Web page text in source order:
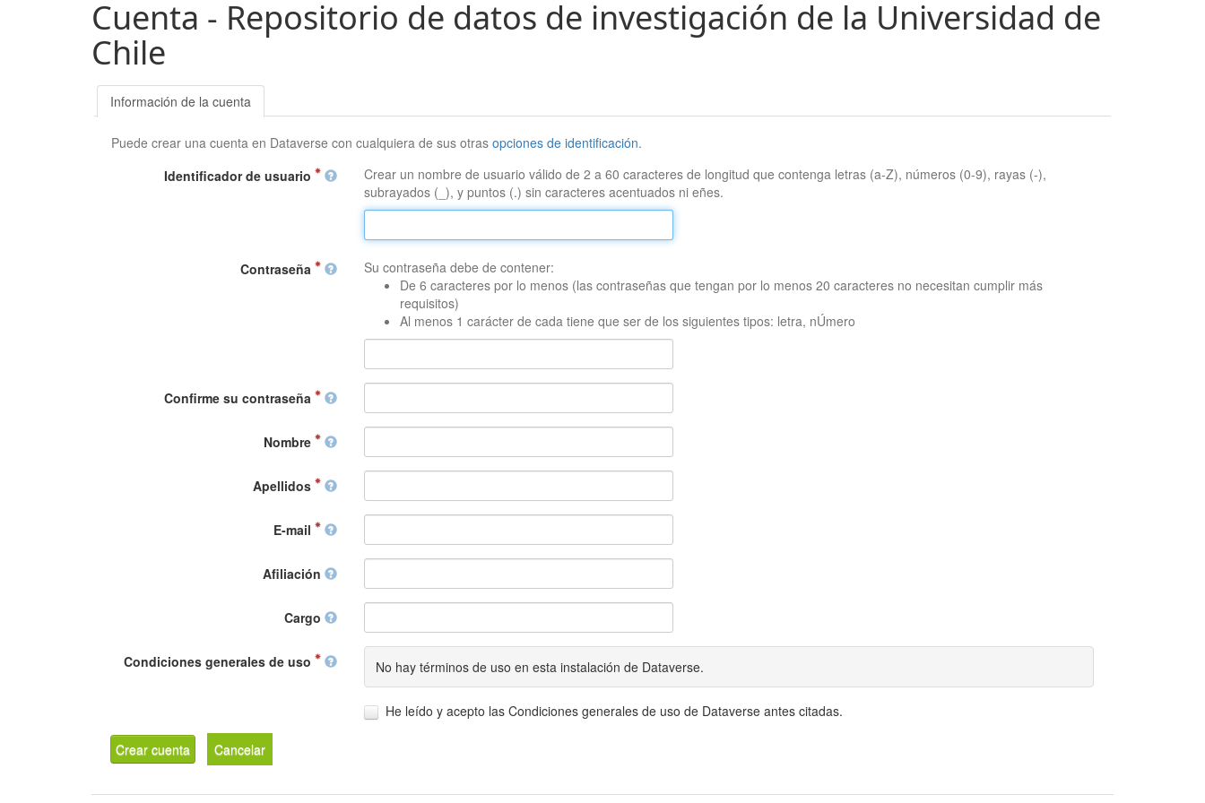
Cuenta - Repositorio de datos de investigación de la Universidad de
Chile
Información de la cuenta
Puede crear una cuenta en Dataverse con cualquiera de sus otrasopciones de identificación.
Identificador de usuario
Crear un nombre de usuario válido de 2 a 60 caracteres de longitud que contenga letras (a-Z), números (0-9), rayas (-),
subrayados (_), y puntos (.) sin caracteres acentuados ni eñes.
Contraseña
Su contraseña debe de contener:
De 6 caracteres por lo menos (las contraseñas que tengan por lo menos 20 caracteres no necesitan cumplir más
requisitos)
Al menos 1 carácter de cada tiene que ser de los siguientes tipos: letra, nÚmero
Confirme su contraseña
Nombre
Apellidos
E-mail
Afiliación
Cargo
Condiciones generales de uso No hay términos de uso en esta instalación de Dataverse.
He leído y acepto las Condiciones generales de uso de Dataverse antes citadas.
Crear cuenta Cancelar